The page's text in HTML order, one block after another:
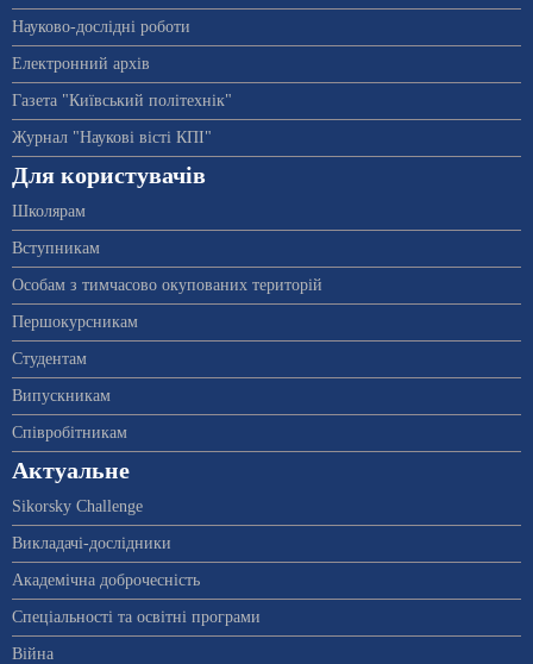
Науково-дослідні роботи
Електронний архів
Газета "Київський політехнік"
Журнал "Наукові вісті КПІ"
Для користувачів
Школярам
Вступникам
Особам з тимчасово окупованих територій
Першокурсникам
Студентам
Випускникам
Співробітникам
Актуальне
Sikorsky Challenge
Викладачі-дослідники
Академічна доброчесність
Спеціальності та освітні програми
Війна